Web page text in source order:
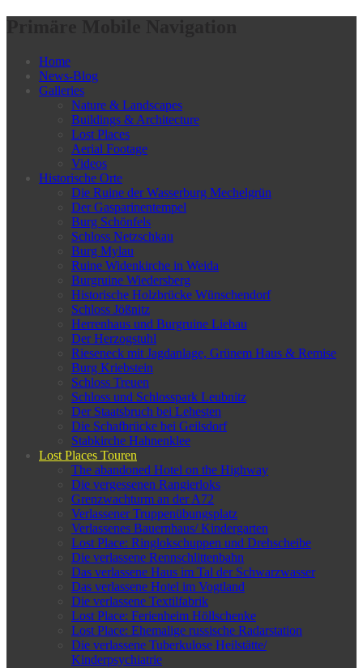
Home
News-Blog
Galleries
Nature & Landscapes
Buildings & Architecture
Lost Places
Aerial Footage
Videos
Historische Orte
Die Ruine der Wasserburg Mechelgrün
Der Gasparinentempel
Burg Schönfels
Schloss Netzschkau
Burg Mylau
Ruine Widenkirche in Weida
Burgruine Wiedersberg
Historische Holzbrücke Wünschendorf
Schloss Jößnitz
Herrenhaus und Burgruine Liebau
Der Herzogstuhl
Rieseneck mit Jagdanlage, Grünem Haus & Remise
Burg Kriebstein
Schloss Treuen
Schloss und Schlosspark Leubnitz
Der Staatsbruch bei Lehesten
Die Schafbrücke bei Geilsdorf
Stabkirche Hahnenklee
Lost Places Touren
The abandoned Hotel on the Highway
Die vergessenen Rangierloks
Grenzwachturm an der A72
Verlassener Truppenübungsplatz
Verlassenes Bauernhaus/ Kindergarten
Lost Place: Ringlokschuppen und Drehscheibe
Die verlassene Rennschlittenbahn
Das verlassene Haus im Tal der Schwarzwasser
Das verlassene Hotel im Vogtland
Die verlassene Textilfabrik
Lost Place: Ferienheim Höllschenke
Lost Place: Ehemalige russische Radarstation
Die verlassene Tuberkulose Heilstätte/
Kinderpsychiatrie